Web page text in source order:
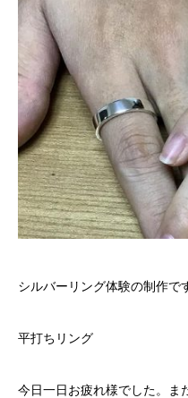
シルバーリング体験の制作で
平打ちリング
今日一日お疲れ様でした。ま